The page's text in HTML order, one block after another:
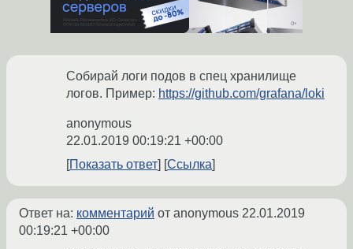
Собирай логи подов в спец хранилище
логов. Пример: https://github.com/grafana/loki
anonymous
22.01.2019 00:19:21 +00:00
Показать ответ
Ссылка
Ответ на: комментарий от anonymous 22.01.2019
00:19:21 +00:00